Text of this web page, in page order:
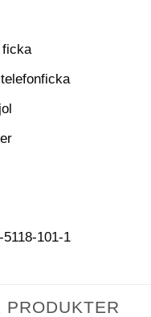
ficka
101-1
PRODUKTER